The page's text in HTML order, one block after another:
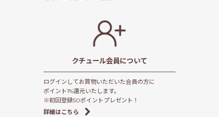
クチュール会員について
ログインしてお買物いただいた会員の方に
ポイント1%還元いたします。
※初回登録50ポイントプレゼント！
詳細はこちら